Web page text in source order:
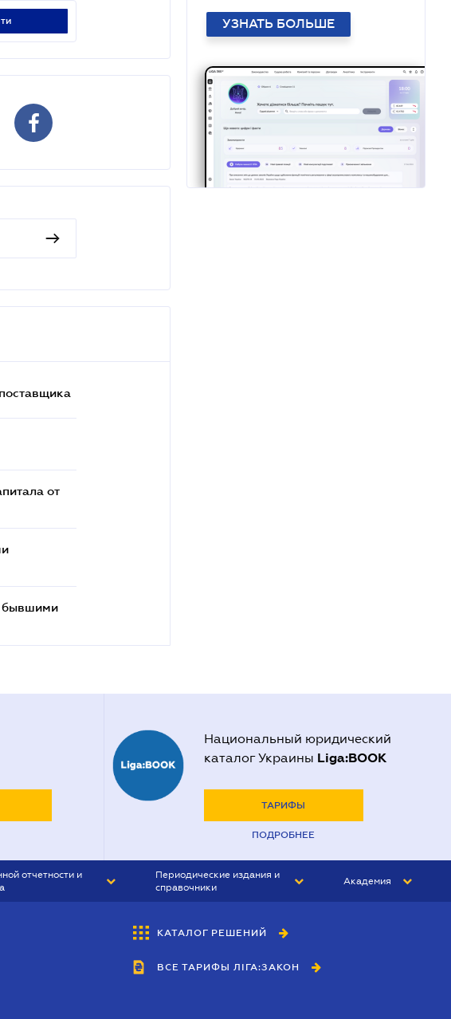
от
бывшими
УЗНАТЬ БОЛЬШЕ
Национальный юридический
каталог Украины Liga:BOOK
ТАРИФЫ
ПОДРОБНЕЕ
отчетности и
Периодические издания и
справочники
БУХГАЛТЕР&ЗАКОН
ВЕСТНИК МСФО
Академия
КАТАЛОГ РЕШЕНИЙ
ВСЕ ТАРИФЫ ЛІГА:ЗАКОН